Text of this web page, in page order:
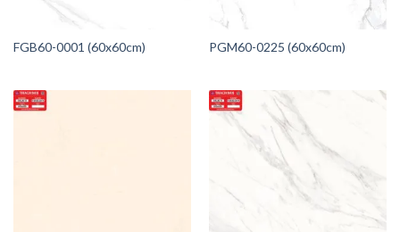
FGB60-0001 (60x60cm) PGM60-0225 (60x60cm)